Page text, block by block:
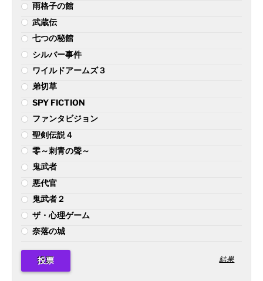
雨格子の館
武蔵伝
七つの秘館
シルバー事件
ワイルドアームズ３
弟切草
SPY FICTION
ファンタビジョン
聖剣伝説４
零～刺青の聲～
鬼武者
悪代官
鬼武者２
ザ・心理ゲーム
奈落の城
結果